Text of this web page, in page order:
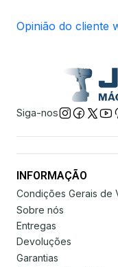
Opinião do cliente
Siga-nos
INFORMAÇÃO
Condições Gerais de
Sobre nós
Entregas
Devoluções
Garantias